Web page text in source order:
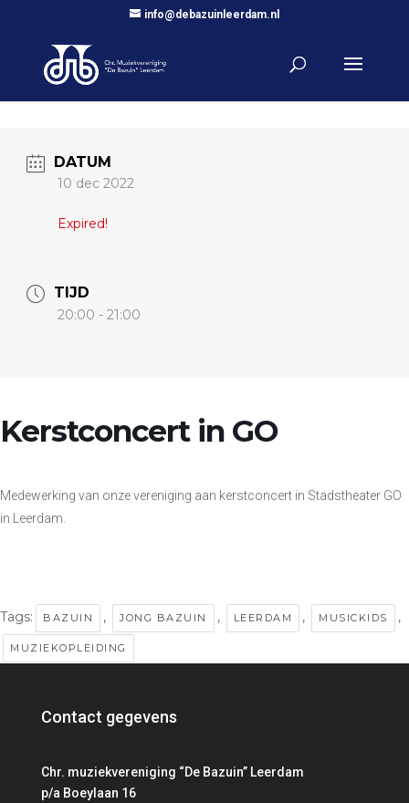
info@debazuinleerdam.nl
DATUM
10 dec 2022
Expired!
TIJD
20:00 - 21:00
Kerstconcert in GO
Medewerking van onze vereniging aan kerstconcert in Stadstheater GO
in Leerdam.
Tags: BAZUIN , JONG BAZUIN , LEERDAM , MUSICKIDS ,
MUZIEKOPLEIDING
Contact gegevens
Chr. muziekvereniging “De Bazuin” Leerdam
p/a Boeylaan 16